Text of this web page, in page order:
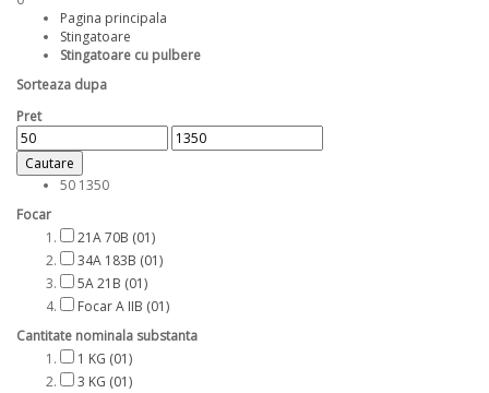
Pagina principala
Stingatoare
Stingatoare cu pulbere
Sorteaza dupa
Pret
Cautare
50 1350
Focar
21A 70B (01)
34A 183B (01)
5A 21B (01)
Focar A IIB (01)
Cantitate nominala substanta
1 KG (01)
3 KG (01)